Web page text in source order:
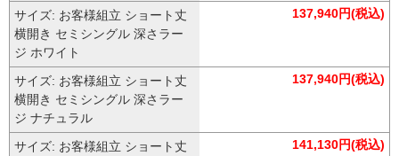
サイズ: お客様組立 ショート丈
横開き セミシングル 深さラー
ジ ホワイト
137,940円(税込)
サイズ: お客様組立 ショート丈
横開き セミシングル 深さラー
ジ ナチュラル
137,940円(税込)
サイズ: お客様組立 ショート丈
141,130円(税込)